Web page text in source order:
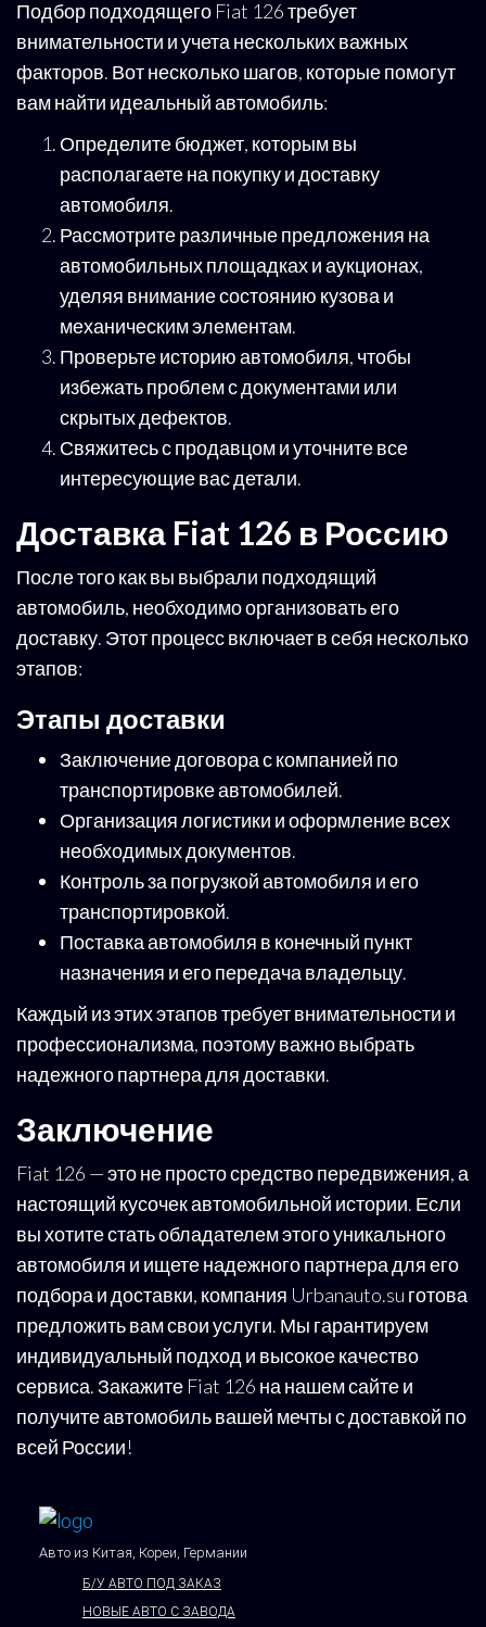
Подбор подходящего Fiat 126 требует
внимательности и учета нескольких важных
факторов. Вот несколько шагов, которые помогут
вам найти идеальный автомобиль:
Определите бюджет, которым вы
располагаете на покупку и доставку
автомобиля.
Рассмотрите различные предложения на
автомобильных площадках и аукционах,
уделяя внимание состоянию кузова и
механическим элементам.
Проверьте историю автомобиля, чтобы
избежать проблем с документами или
скрытых дефектов.
Свяжитесь с продавцом и уточните все
интересующие вас детали.
Доставка Fiat 126 в Россию
После того как вы выбрали подходящий
автомобиль, необходимо организовать его
доставку. Этот процесс включает в себя несколько
этапов:
Этапы доставки
Заключение договора с компанией по
транспортировке автомобилей.
Организация логистики и оформление всех
необходимых документов.
Контроль за погрузкой автомобиля и его
транспортировкой.
Поставка автомобиля в конечный пункт
назначения и его передача владельцу.
Каждый из этих этапов требует внимательности и
профессионализма, поэтому важно выбрать
надежного партнера для доставки.
Заключение
Fiat 126 — это не просто средство передвижения, а
настоящий кусочек автомобильной истории. Если
вы хотите стать обладателем этого уникального
автомобиля и ищете надежного партнера для его
подбора и доставки, компания Urbanauto.su готова
предложить вам свои услуги. Мы гарантируем
индивидуальный подход и высокое качество
сервиса. Закажите Fiat 126 на нашем сайте и
получите автомобиль вашей мечты с доставкой по
всей России!
Авто из Китая, Кореи, Германии
Б/У АВТО ПОД ЗАКАЗ
НОВЫЕ АВТО С ЗАВОДА